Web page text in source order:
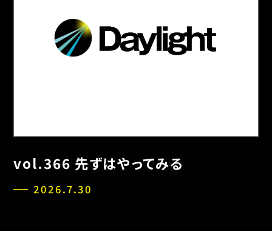
vol.366 先ずはやってみる
2026.7.30